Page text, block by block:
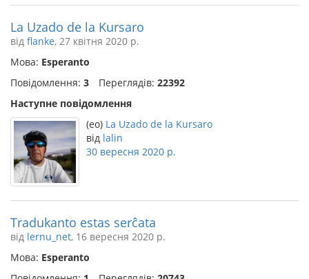
La Uzado de la Kursaro
від flanke, 27 квітня 2020 р.
Мова: Esperanto
Повідомлення: 3 Переглядів: 22392
Наступне повідомлення
(eo) La Uzado de la Kursaro
від lalin
30 вересня 2020 р.
Tradukanto estas serĉata
від lernu_net, 16 вересня 2020 р.
Мова: Esperanto